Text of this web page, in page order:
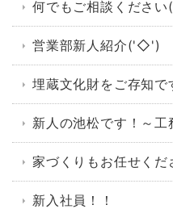
何でもご相談ください
営業部新人紹介('◇')ゞ
埋蔵文化財をご存知で
新人の池松です！～工
家づくりもお任せく
新入社員！！